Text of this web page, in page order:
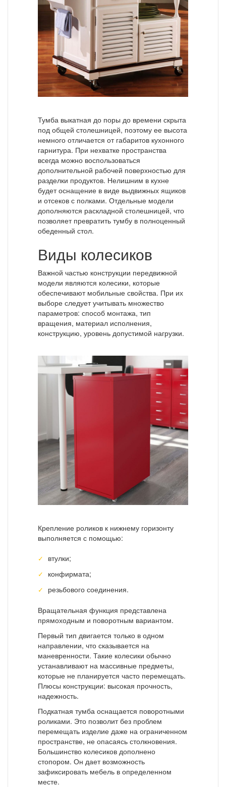
Тумба выкатная до поры до времени скрыта
под общей столешницей, поэтому ее высота
немного отличается от габаритов кухонного
гарнитура. При нехватке пространства
всегда можно воспользоваться
дополнительной рабочей поверхностью для
разделки продуктов. Нелишним в кухне
будет оснащение в виде выдвижных ящиков
и отсеков с полками. Отдельные модели
дополняются раскладной столешницей, что
позволяет превратить тумбу в полноценный
обеденный стол.
Виды колесиков
Важной частью конструкции передвижной
модели являются колесики, которые
обеспечивают мобильные свойства. При их
выборе следует учитывать множество
параметров: способ монтажа, тип
вращения, материал исполнения,
конструкцию, уровень допустимой нагрузки.
Крепление роликов к нижнему горизонту
выполняется с помощью:
втулки;
конфирмата;
резьбового соединения.
Вращательная функция представлена
прямоходным и поворотным вариантом.
Первый тип двигается только в одном
направлении, что сказывается на
маневренности. Такие колесики обычно
устанавливают на массивные предметы,
которые не планируется часто перемещать.
Плюсы конструкции: высокая прочность,
надежность.
Подкатная тумба оснащается поворотными
роликами. Это позволит без проблем
перемещать изделие даже на ограниченном
пространстве, не опасаясь столкновения.
Большинство колесиков дополнено
стопором. Он дает возможность
зафиксировать мебель в определенном
месте.